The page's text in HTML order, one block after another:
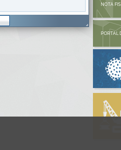
NOTA
PORTAL